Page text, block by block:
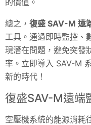
總之， 復盛 SAV-M 遠
工具。通過即時監控、
現潛在問題，避免突發
率。立即導入 SAV-M
新的時代！
復盛SAV-M遠端
空壓機系統的能源消耗